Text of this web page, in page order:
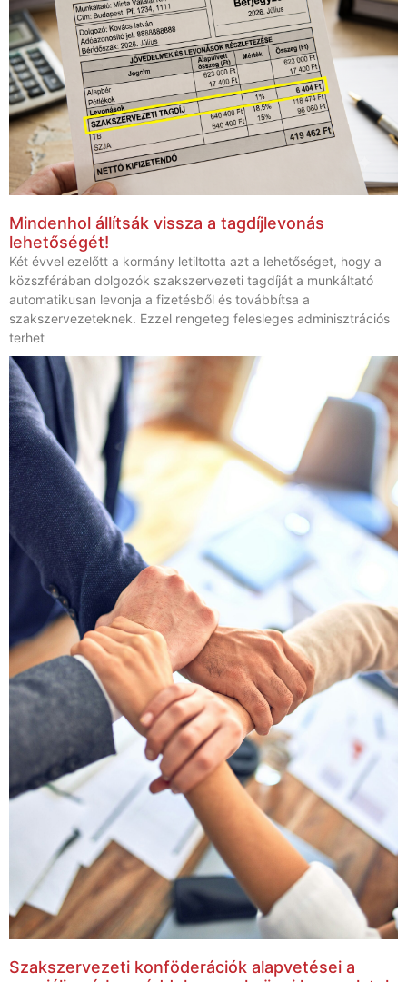
Mindenhol állítsák vissza a tagdíjlevonás
lehetőségét!
Két évvel ezelőtt a kormány letiltotta azt a lehetőséget, hogy a
közszférában dolgozók szakszervezeti tagdíját a munkáltató
automatikusan levonja a fizetésből és továbbítsa a
szakszervezeteknek. Ezzel rengeteg felesleges adminisztrációs
terhet
Szakszervezeti konföderációk alapvetései a